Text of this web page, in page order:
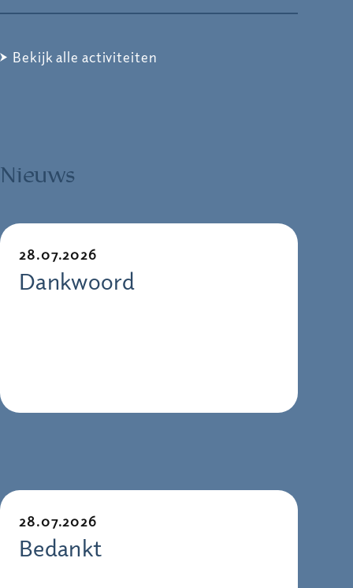
Bekijk alle activiteiten
Nieuws
28.07.2026
Dankwoord
28.07.2026
Bedankt